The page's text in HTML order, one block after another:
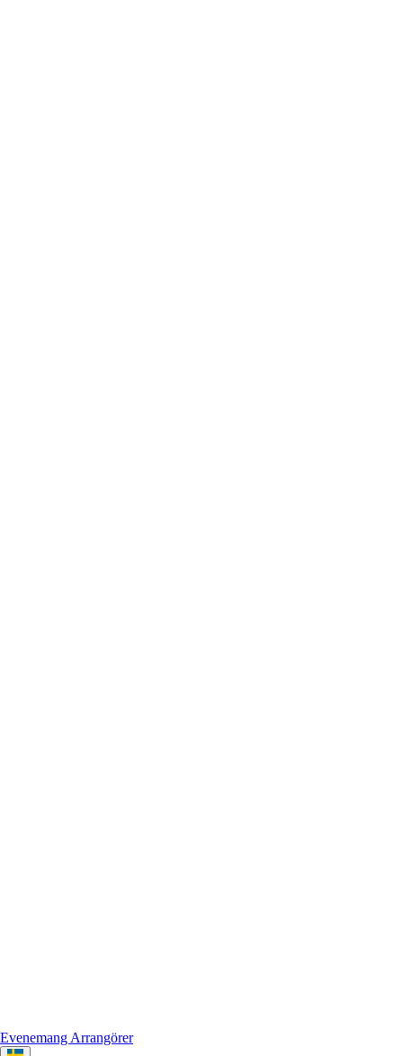
Evenemang Arrangörer